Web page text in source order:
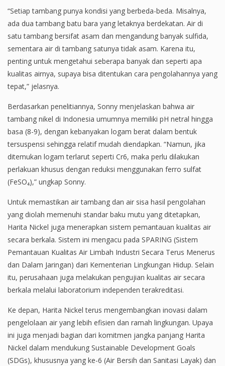
“Setiap tambang punya kondisi yang berbeda-beda. Misalnya,
ada dua tambang batu bara yang letaknya berdekatan. Air di
satu tambang bersifat asam dan mengandung banyak sulfida,
sementara air di tambang satunya tidak asam. Karena itu,
penting untuk mengetahui seberapa banyak dan seperti apa
kualitas airnya, supaya bisa ditentukan cara pengolahannya yang
tepat,” jelasnya.
Berdasarkan penelitiannya, Sonny menjelaskan bahwa air
tambang nikel di Indonesia umumnya memiliki pH netral hingga
basa (8-9), dengan kebanyakan logam berat dalam bentuk
tersuspensi sehingga relatif mudah diendapkan. “Namun, jika
ditemukan logam terlarut seperti Cr6, maka perlu dilakukan
perlakuan khusus dengan reduksi menggunakan ferro sulfat
(FeSO₄),” ungkap Sonny.
Untuk memastikan air tambang dan air sisa hasil pengolahan
yang diolah memenuhi standar baku mutu yang ditetapkan,
Harita Nickel juga menerapkan sistem pemantauan kualitas air
secara berkala. Sistem ini mengacu pada SPARING (Sistem
Pemantauan Kualitas Air Limbah Industri Secara Terus Menerus
dan Dalam Jaringan) dari Kementerian Lingkungan Hidup. Selain
itu, perusahaan juga melakukan pengujian kualitas air secara
berkala melalui laboratorium independen terakreditasi.
Ke depan, Harita Nickel terus mengembangkan inovasi dalam
pengelolaan air yang lebih efisien dan ramah lingkungan. Upaya
ini juga menjadi bagian dari komitmen jangka panjang Harita
Nickel dalam mendukung Sustainable Development Goals
(SDGs), khususnya yang ke-6 (Air Bersih dan Sanitasi Layak) dan